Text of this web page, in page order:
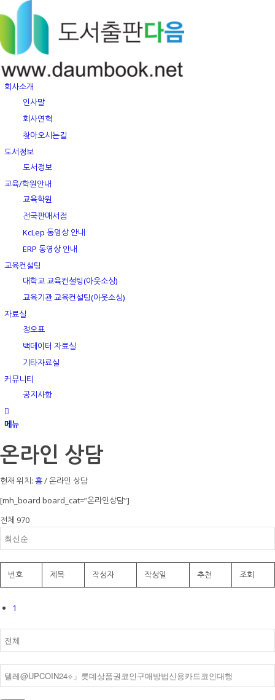
회사소개
인사말
회사연혁
찾아오시는길
도서정보
도서정보
교육/학원안내
교육학원
전국판매서점
KcLep 동영상 안내
ERP 동영상 안내
교육컨설팅
대학교 교육컨설팅(아웃소싱)
교육기관 교육컨설팅(아웃소싱)
자료실
정오표
백데이터 자료실
기타자료실
커뮤니티
공지사항
메뉴
온라인 상담
현재 위치: 홈/온라인 상담
[mh_board board_cat=”온라인상담”]
전체 970
번호 제목 작성자 작성일 추천 조회
1